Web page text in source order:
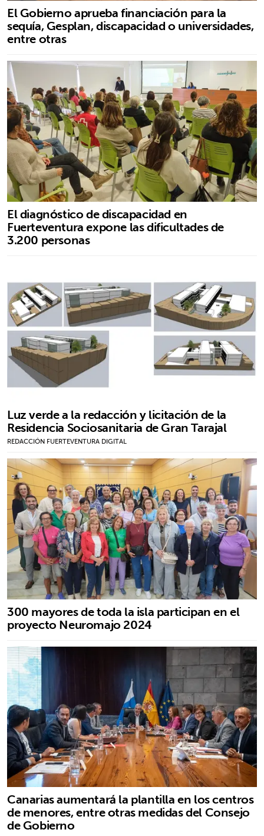
El Gobierno aprueba financiación para la
sequía, Gesplan, discapacidad o universidades,
entre otras
El diagnóstico de discapacidad en
Fuerteventura expone las dificultades de
3.200 personas
Luz verde a la redacción y licitación de la
Residencia Sociosanitaria de Gran Tarajal
REDACCIÓN FUERTEVENTURA DIGITAL
300 mayores de toda la isla participan en el
proyecto Neuromajo 2024
Canarias aumentará la plantilla en los centros
de menores, entre otras medidas del Consejo
de Gobierno